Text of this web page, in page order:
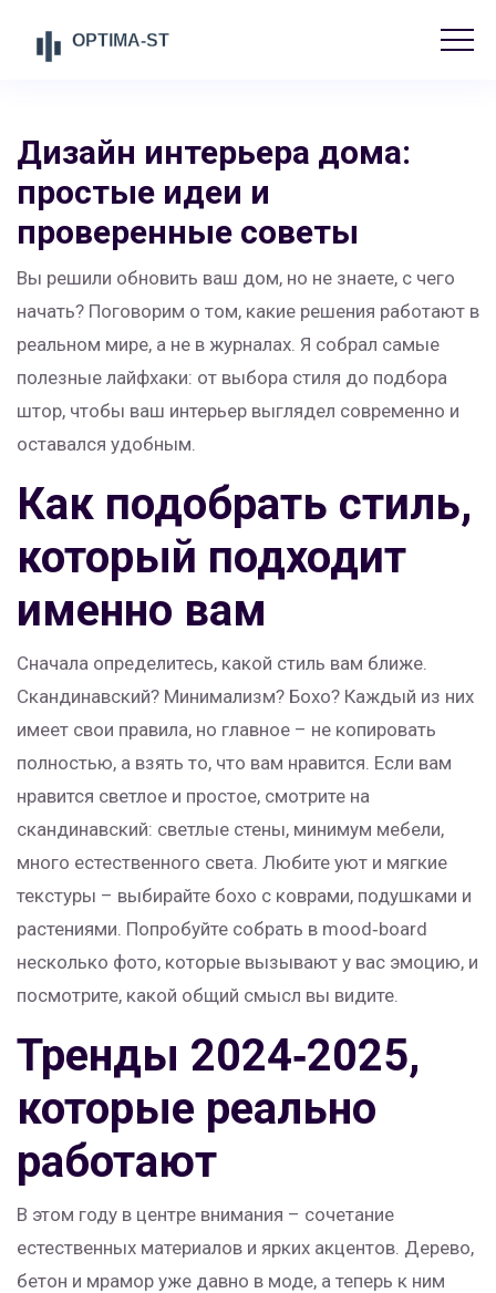
Дизайн интерьера дома:
простые идеи и
проверенные советы
Вы решили обновить ваш дом, но не знаете, с чего
начать? Поговорим о том, какие решения работают в
реальном мире, а не в журналах. Я собрал самые
полезные лайфхаки: от выбора стиля до подбора
штор, чтобы ваш интерьер выглядел современно и
оставался удобным.
Как подобрать стиль,
который подходит
именно вам
Сначала определитесь, какой стиль вам ближе.
Скандинавский? Минимализм? Бохо? Каждый из них
имеет свои правила, но главное – не копировать
полностью, а взять то, что вам нравится. Если вам
нравится светлое и простое, смотрите на
скандинавский: светлые стены, минимум мебели,
много естественного света. Любите уют и мягкие
текстуры – выбирайте бохо с коврами, подушками и
растениями. Попробуйте собрать в mood‑board
несколько фото, которые вызывают у вас эмоцию, и
посмотрите, какой общий смысл вы видите.
Тренды 2024‑2025,
которые реально
работают
В этом году в центре внимания – сочетание
естественных материалов и ярких акцентов. Дерево,
бетон и мрамор уже давно в моде, а теперь к ним